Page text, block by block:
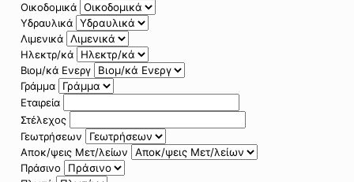
Οικοδομικά
Υδραυλικά
Λιμενικά
Ηλεκτρ/κά
Βιομ/κά Ενεργ
Γράμμα
Εταιρεία
Στέλεχος
Γεωτρήσεων
Αποκ/ψεις Μετ/λείων
Πράσινο